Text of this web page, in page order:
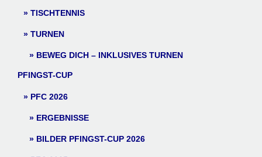
TISCHTENNIS
TURNEN
BEWEG DICH – INKLUSIVES TURNEN
PFINGST-CUP
PFC 2026
ERGEBNISSE
BILDER PFINGST-CUP 2026